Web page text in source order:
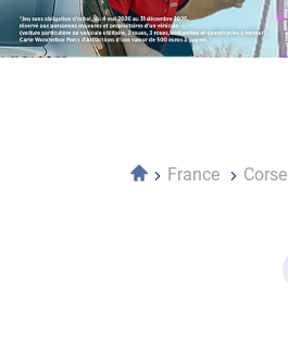
2026
Locations
AccueilFrance Corse